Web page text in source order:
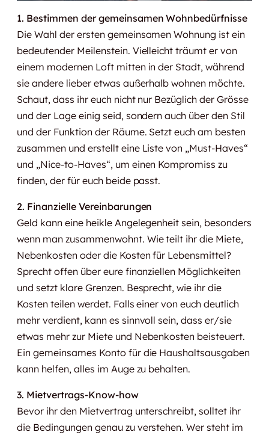
1. Bestimmen der gemeinsamen Wohnbedürfnisse
Die Wahl der ersten gemeinsamen Wohnung ist ein
bedeutender Meilenstein. Vielleicht träumt er von
einem modernen Loft mitten in der Stadt, während
sie andere lieber etwas außerhalb wohnen möchte.
Schaut, dass ihr euch nicht nur Bezüglich der Grösse
und der Lage einig seid, sondern auch über den Stil
und der Funktion der Räume. Setzt euch am besten
zusammen und erstellt eine Liste von „Must-Haves“
und „Nice-to-Haves“, um einen Kompromiss zu
finden, der für euch beide passt.
2. Finanzielle Vereinbarungen
Geld kann eine heikle Angelegenheit sein, besonders
wenn man zusammenwohnt. Wie teilt ihr die Miete,
Nebenkosten oder die Kosten für Lebensmittel?
Sprecht offen über eure finanziellen Möglichkeiten
und setzt klare Grenzen. Besprecht, wie ihr die
Kosten teilen werdet. Falls einer von euch deutlich
mehr verdient, kann es sinnvoll sein, dass er/sie
etwas mehr zur Miete und Nebenkosten beisteuert.
Ein gemeinsames Konto für die Haushaltsausgaben
kann helfen, alles im Auge zu behalten.
3. Mietvertrags-Know-how
Bevor ihr den Mietvertrag unterschreibt, solltet ihr
die Bedingungen genau zu verstehen. Wer steht im